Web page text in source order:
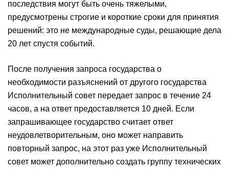
последствия могут быть очень тяжелыми,
предусмотрены строгие и короткие сроки для принятия
решений: это не международные суды, решающие дела
20 лет спустя событий.
После получения запроса государства о
необходимости разъяснений от другого государства
Исполнительный совет передает запрос в течение 24
часов, а на ответ предоставляется 10 дней. Если
запрашивающее государство считает ответ
неудовлетворительным, оно может направить
повторный запрос, на этот раз уже Исполнительный
совет может дополнительно создать группу технических